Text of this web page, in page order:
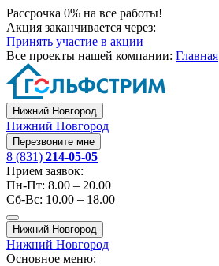
Рассрочка 0% на все работы!
Акция заканчивается через:
Принять участие в акции
Все проекты нашей компании: Главная
Нижний Новгород
Нижний Новгород
Перезвоните мне
8 (831) 214-05-05
Прием заявок:
Пн-Пт: 8.00 – 20.00
Сб-Вс: 10.00 – 18.00
Нижний Новгород
Нижний Новгород
Основное меню: